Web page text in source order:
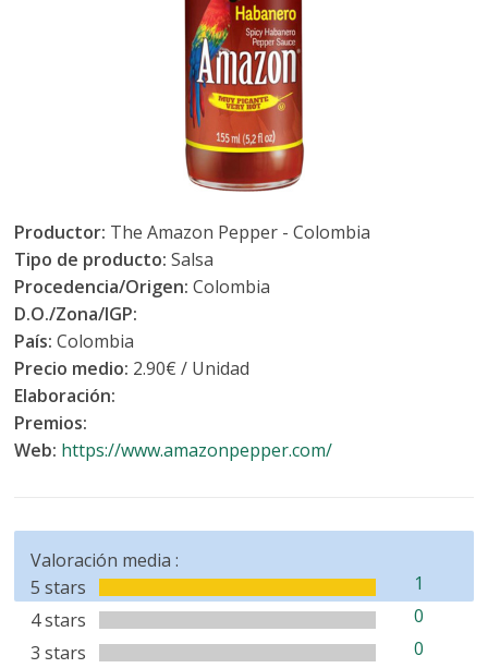
Productor: The Amazon Pepper - Colombia
Tipo de producto:Salsa
Procedencia/Origen: Colombia
D.O./Zona/IGP:
País:Colombia
Precio medio: 2.90€ / Unidad
Elaboración:
Premios:
Web: https://www.amazonpepper.com/
Valoración media :
5 stars
1
4 stars
0
3 stars
0